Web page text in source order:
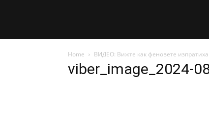
Home ВИДЕО: Вижте как феновете
viber_image_2024-